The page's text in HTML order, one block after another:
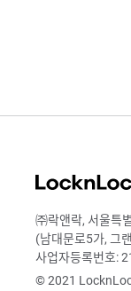
© 2021
㈜락앤락, 서울특
(남대문로5가, 그
사업자등록번호: